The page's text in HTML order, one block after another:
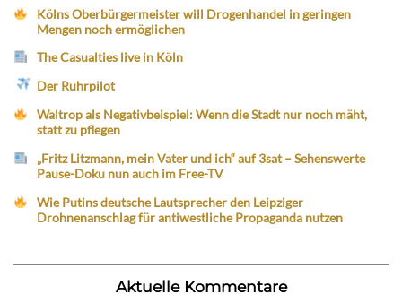
Kölns Oberbürgermeister will Drogenhandel in geringen
Mengen noch ermöglichen
The Casualties live in Köln
Der Ruhrpilot
Waltrop als Negativbeispiel: Wenn die Stadt nur noch mäht,
statt zu pflegen
„Fritz Litzmann, mein Vater und ich“ auf 3sat – Sehenswerte
Pause-Doku nun auch im Free-TV
Wie Putins deutsche Lautsprecher den Leipziger
Drohnenanschlag für antiwestliche Propaganda nutzen
Aktuelle Kommentare